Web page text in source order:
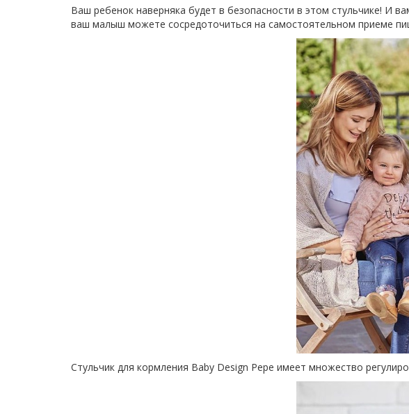
Ваш ребенок наверняка будет в безопасности в этом стульчике! И
ваш малыш можете сосредоточиться на самостоятельном приеме
Стульчик для кормления Baby Design Pepe имеет множество